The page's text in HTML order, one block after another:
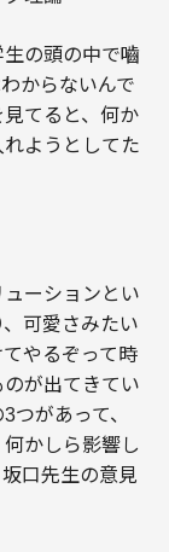
生の頭の中で嚙
からないんで
てると、何か
ようとしてた
ューションとい
可愛さみたい
やるぞって時
が出てきてい
つがあって、
かしら影響し
口先生の意見